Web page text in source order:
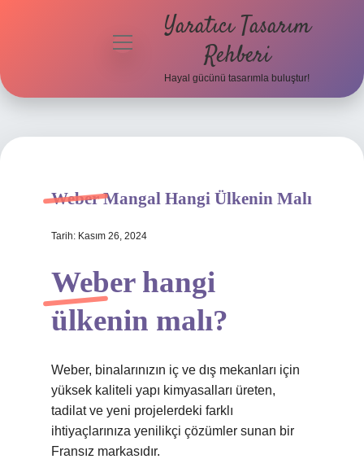
menüyü
Yaratıcı Tasarım
Rehberi
Hayal gücünü tasarımla buluştur!
Weber Mangal Hangi Ülkenin Malı
Tarih: Kasım 26, 2024
Weber hangi
ülkenin malı?
Weber, binalarınızın iç ve dış mekanları için
yüksek kaliteli yapı kimyasalları üreten,
tadilat ve yeni projelerdeki farklı
ihtiyaçlarınıza yenilikçi çözümler sunan bir
Fransız markasıdır.